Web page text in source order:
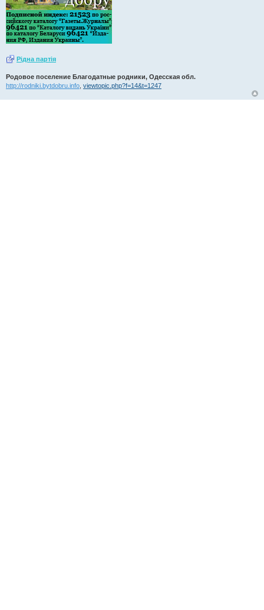
Рiдна партiя
Родовое поселение Благодатные родники, Одесская обл.
http://rodniki.bytdobru.info viewtopic.php?f=14&t=1247